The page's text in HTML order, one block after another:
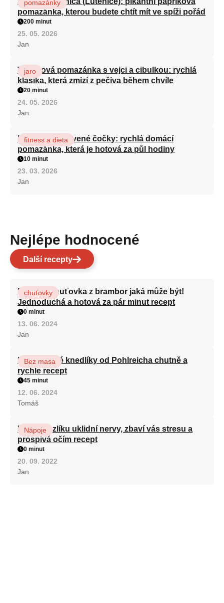
pomazánka, kterou budete chtít mít ve spíži pořád
pomazánky
200 minut
25. 05. 2026
Jan
Tuňáková pomazánka s vejci a cibulkou: rychlá
klasika, která zmizí z pečiva během chvíle
jaro
20 minut
24. 05. 2026
Jan
Hummus z červené čočky: rychlá domácí
pomazánka, která je hotová za půl hodiny
fitness a dieta
10 minut
23. 03. 2026
Jan
Nejlépe hodnocené
Další recepty
Nejlepší chuťovka z brambor jaká může být!
Jednoduchá a hotová za pár minut recept
chuťovky
0 minut
13. 06. 2024
Jan
Karlovarské knedlíky od Pohlreicha chutně a
rychle recept
Bez masa
45 minut
12. 06. 2024
Tomáš
Kořen kozlíku uklidní nervy, zbaví vás stresu a
prospívá očím recept
Nápoje
0 minut
20. 09. 2022
Jan